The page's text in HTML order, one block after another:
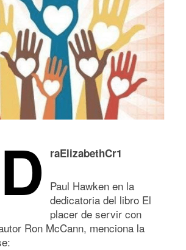
raElizabethCr1
Paul Hawken en la
dedicatoria del libro El
placer de servir con
Ron McCann, menciona la